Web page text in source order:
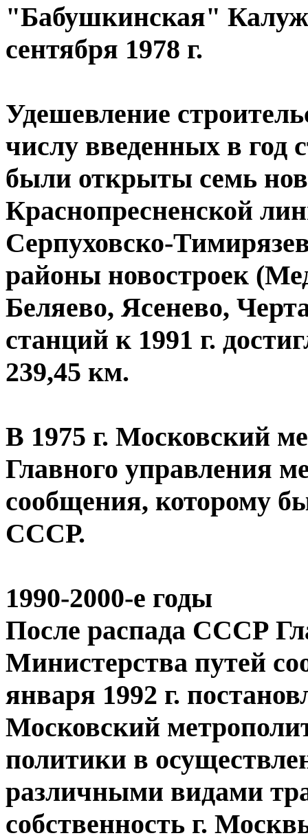
"Бабушкинская"
сентября 1978 г.
Удешевление
числу введенных в год
были открыты семь
Краснопресненской
Серпуховско-
районы новостроек
Беляево, Ясенево,
станций к 1991 г.
239,45 км.
В 1975 г. Московский
Главного управления
сообщения, которому
СССР.
1990-2000-е годы
После распада СССР
Министерства путей
января 1992 г.
Московский
политики в
различными видами
собственность г.